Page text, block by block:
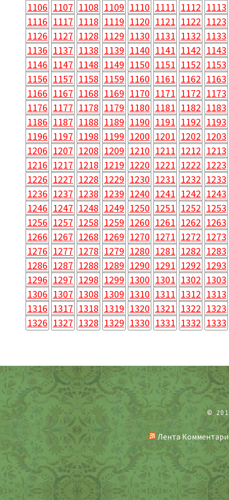
1106 1107 1108 1109 1110 1111 1112 1113
1116 1117 1118 1119 1120 1121 1122 1123
1126 1127 1128 1129 1130 1131 1132 1133
1136 1137 1138 1139 1140 1141 1142 1143
1146 1147 1148 1149 1150 1151 1152 1153
1156 1157 1158 1159 1160 1161 1162 1163
1166 1167 1168 1169 1170 1171 1172 1173
1176 1177 1178 1179 1180 1181 1182 1183
1186 1187 1188 1189 1190 1191 1192 1193
1196 1197 1198 1199 1200 1201 1202 1203
1206 1207 1208 1209 1210 1211 1212 1213
1216 1217 1218 1219 1220 1221 1222 1223
1226 1227 1228 1229 1230 1231 1232 1233
1236 1237 1238 1239 1240 1241 1242 1243
1246 1247 1248 1249 1250 1251 1252 1253
1256 1257 1258 1259 1260 1261 1262 1263
1266 1267 1268 1269 1270 1271 1272 1273
1276 1277 1278 1279 1280 1281 1282 1283
1286 1287 1288 1289 1290 1291 1292 1293
1296 1297 1298 1299 1300 1301 1302 1303
1306 1307 1308 1309 1310 1311 1312 1313
1316 1317 1318 1319 1320 1321 1322 1323
1326 1327 1328 1329 1330 1331 1332 1333
©
Лента